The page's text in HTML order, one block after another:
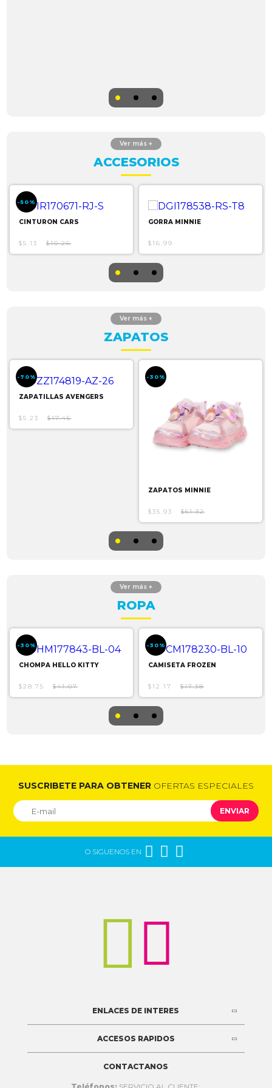
ACCESORIOS
-50%
CINTURON CARS
$5.13 $10.26
GORRA MINNIE
$16.99
ZAPATOS
-70%
ZAPATILLAS AVENGERS
$5.23 $17.45
-30%
ZAPATOS MINNIE
$35.93 $51.32
ROPA
-30%
CHOMPA HELLO KITTY
$28.75 $41.07
-30%
CAMISETA FROZEN
$12.17 $17.38
SUSCRIBETE PARA OBTENER OFERTAS ESPECIALES
ENVIAR
O SIGUENOS EN   

ENLACES DE INTERES
ACCESOS RAPIDOS
CONTACTANOS